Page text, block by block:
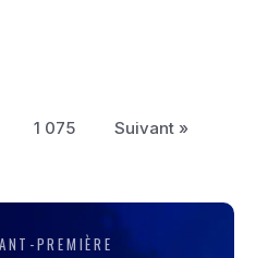
1 075 Suivant »
PREMIÈRE